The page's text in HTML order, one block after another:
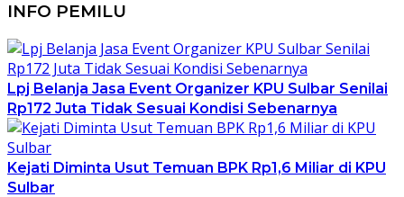
INFO PEMILU
Lpj Belanja Jasa Event Organizer KPU Sulbar Senilai
Rp172 Juta Tidak Sesuai Kondisi Sebenarnya
Kejati Diminta Usut Temuan BPK Rp1,6 Miliar di KPU
Sulbar